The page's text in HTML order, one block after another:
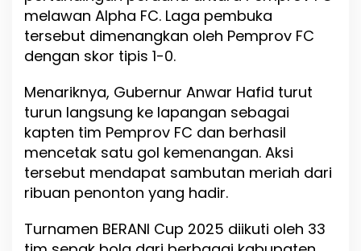
e
g
a
a
n
e
n
t
i
n
n
y
melawan Alpha FC. Laga pembuka
tersebut dimenangkan oleh Pemprov FC
dengan skor tipis 1-0.
Menariknya, Gubernur Anwar Hafid turut
turun langsung ke lapangan sebagai
kapten tim Pemprov FC dan berhasil
mencetak satu gol kemenangan. Aksi
tersebut mendapat sambutan meriah dari
ribuan penonton yang hadir.
Turnamen BERANI Cup 2025 diikuti oleh 33